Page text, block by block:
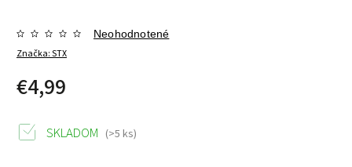
Značka:STX
Neohodnotené
€4,99
SKLADOM (>5 ks)